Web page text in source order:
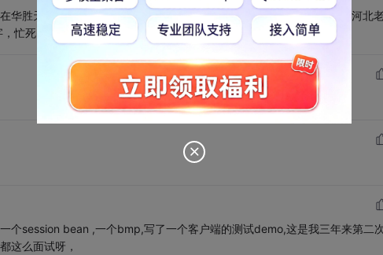
华胜天成工作了，刚去的第三天就去了广州出差3个月，05年底直接回河北老
忙死.....三个字，累死你
个session bean ,一个bmp,写了一个客户端的测试demo,这是我三年来第二
这么面试呀，